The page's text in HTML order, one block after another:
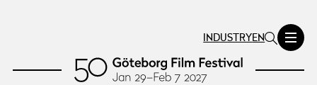
INDUSTRY EN